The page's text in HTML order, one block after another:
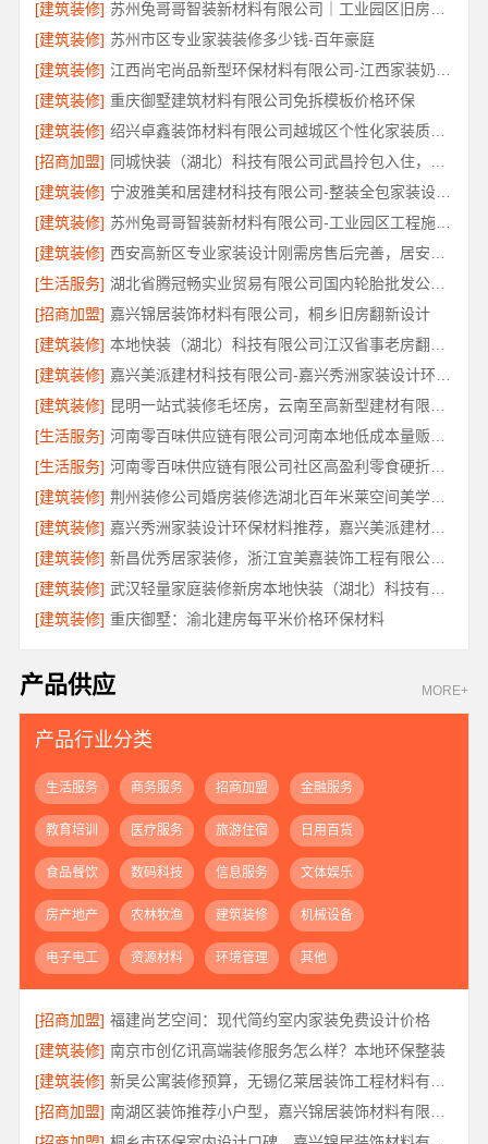
[建筑装修]
[建筑装修] 苏州市区专业家装装修多少钱-百年豪庭
[建筑装修]
[建筑装修] 重庆御墅建筑材料有限公司免拆模板价格环保
[建筑装修]
绍兴卓鑫装饰材料有限公司越城区个性化家装质量有保障
[招商加盟]
[建筑装修]
宁波雅美和居建材科技有限公司-整装全包家装设计厨卫改造
[建筑装修]
苏州兔哥哥智装新材料有限公司-工业园区工程施工二手房全包服务
[建筑装修]
[生活服务]
湖北省腾冠畅实业贸易有限公司国内轮胎批发公司流程详解
[招商加盟] 嘉兴锦居装饰材料有限公司，桐乡旧房翻新设计
[建筑装修]
[建筑装修]
嘉兴美派建材科技有限公司-嘉兴秀洲家装设计环保材料推荐
[建筑装修]
[生活服务]
[生活服务]
河南零百味供应链有限公司社区高盈利零食硬折扣全域盈利
[建筑装修]
荆州装修公司婚房装修选湖北百年米莱空间美学装饰材料有限公司
[建筑装修]
嘉兴秀洲家装设计环保材料推荐，嘉兴美派建材科技靠谱
[建筑装修]
新昌优秀居家装修，浙江宜美嘉装饰工程有限公司匠心品质
[建筑装修]
[建筑装修] 重庆御墅：渝北建房每平米价格环保材料
产品供应 MORE+
产品行业分类
生活服务 商务服务 招商加盟 金融服务
教育培训 医疗服务 旅游住宿 日用百货
食品餐饮 数码科技 信息服务 文体娱乐
房产地产 农林牧渔 建筑装修 机械设备
电子电工 资源材料 环境管理 其他
[招商加盟] 福建尚艺空间：现代简约室内家装免费设计价格
[建筑装修] 南京市创亿讯高端装修服务怎么样？本地环保整装
[建筑装修]
[招商加盟]